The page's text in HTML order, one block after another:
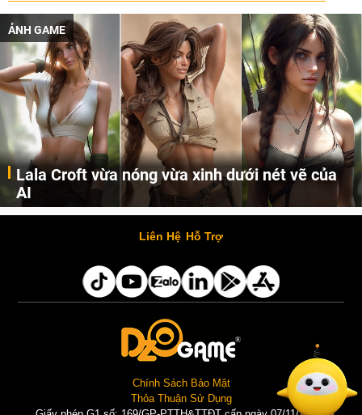
ẢNH GAME
Lala Croft vừa nóng vừa xinh dưới nét vẽ của
AI
Cùng đến với những hình ảnh Lala Croft của Tomb Raider dưới nét vẽ của AI. Một cô nàng xinh đẹp, nóng bỏng nhưng cũng rắn rỏi và mạnh mẽ.
Liên Hệ Hỗ Trợ
Chính Sách Bảo Mật
Thỏa Thuận Sử Dụng